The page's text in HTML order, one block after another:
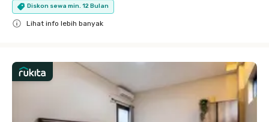
Diskon sewa min. 12 Bulan
Lihat info lebih banyak